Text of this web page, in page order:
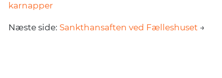
karnapper
Næste side: Sankthansaften ved Fælleshuset →